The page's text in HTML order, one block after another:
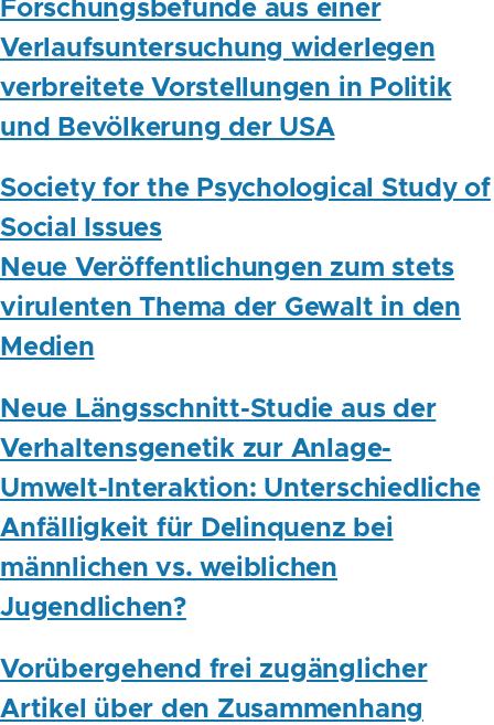
Forschungsbefunde aus einer
Verlaufsuntersuchung widerlegen
verbreitete Vorstellungen in Politik
und Bevölkerung der USA
Society for the Psychological Study of
Social Issues
Neue Veröffentlichungen zum stets
virulenten Thema der Gewalt in den
Medien
Neue Längsschnitt-Studie aus der
Verhaltensgenetik zur Anlage-
Umwelt-Interaktion: Unterschiedliche
Anfälligkeit für Delinquenz bei
männlichen vs. weiblichen
Jugendlichen?
Vorübergehend frei zugänglicher
Artikel über den Zusammenhang